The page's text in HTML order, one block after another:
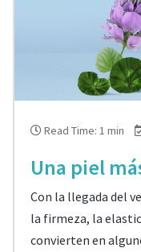
Read Time: 1 min
Una piel
Con la llegada del
la firmeza, la
convierten en